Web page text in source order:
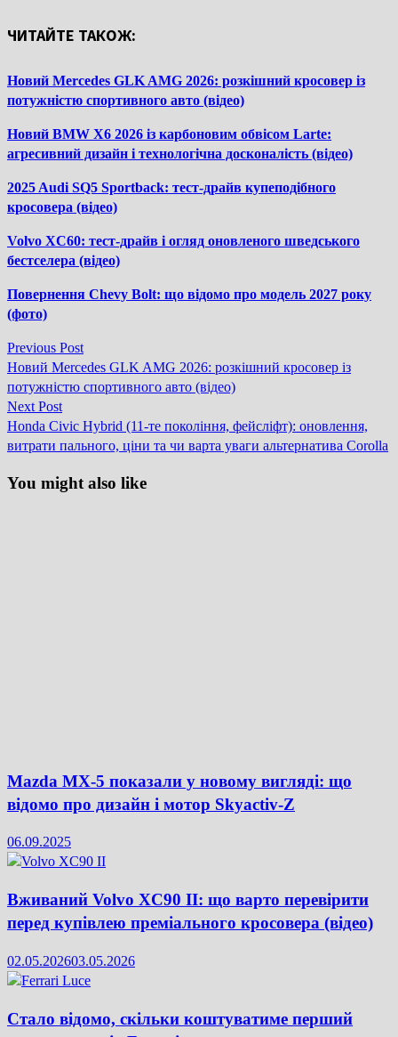
ЧИТАЙТЕ ТАКОЖ:
Новий Mercedes GLK AMG 2026: розкішний кросовер із
потужністю спортивного авто (відео)
Новий BMW X6 2026 із карбоновим обвісом Larte:
агресивний дизайн і технологічна досконалість (відео)
2025 Audi SQ5 Sportback: тест-драйв купеподібного
кросовера (відео)
Volvo XC60: тест-драйв і огляд оновленого шведського
бестселера (відео)
Повернення Chevy Bolt: що відомо про модель 2027 року
(фото)
Навігація
записів
Previous PostPrevious
post:
Новий Mercedes GLK AMG 2026: розкішний кросовер із
потужністю спортивного авто (відео)
Next PostNext
post:
Honda Civic Hybrid (11-те покоління, фейсліфт): оновлення,
витрати пального, ціни та чи варта уваги альтернатива Corolla
You might also like
Mazda MX-5 показали у новому вигляді: що
відомо про дизайн і мотор Skyactiv-Z
06.09.2025
Вживаний Volvo XC90 II: що варто перевірити
перед купівлею преміального кросовера (відео)
02.05.202603.05.2026
Стало відомо, скільки коштуватиме перший